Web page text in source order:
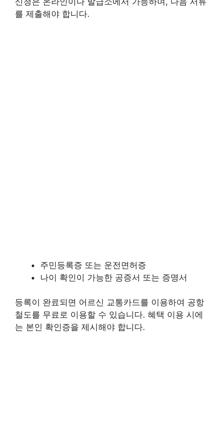
를 제출해야 합니다.
주민등록증 또는 운전면허증
나이 확인이 가능한 공증서 또는 증명서
등록이 완료되면 어르신 교통카드를 이용하여 공항
철도를 무료로 이용할 수 있습니다. 혜택 이용 시에
는 본인 확인증을 제시해야 합니다.